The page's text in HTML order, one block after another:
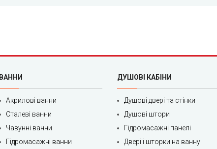
ВАННИ
Акрилові ванни
Сталеві ванни
Чавунні ванни
Гідромасажні ванни
ДУШОВІ КАБІНИ
Душові двері та стінки
Душові штори
Гідромасажні панелі
Двері і шторки на ванну